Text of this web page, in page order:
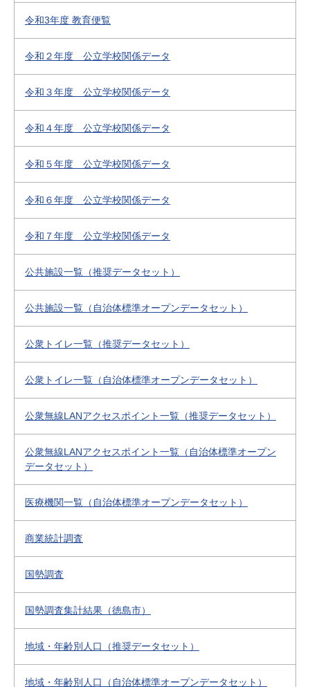
令和3年度 教育便覧
令和２年度 公立学校関係データ
令和３年度 公立学校関係データ
令和４年度 公立学校関係データ
令和５年度 公立学校関係データ
令和６年度 公立学校関係データ
令和７年度 公立学校関係データ
公共施設一覧（推奨データセット）
公共施設一覧（自治体標準オープンデータセット）
公衆トイレ一覧（推奨データセット）
公衆トイレ一覧（自治体標準オープンデータセット）
公衆無線LANアクセスポイント一覧（推奨データセット）
公衆無線LANアクセスポイント一覧（自治体標準オープン
データセット）
医療機関一覧（自治体標準オープンデータセット）
商業統計調査
国勢調査
国勢調査集計結果（徳島市）
地域・年齢別人口（推奨データセット）
地域・年齢別人口（自治体標準オープンデータセット）